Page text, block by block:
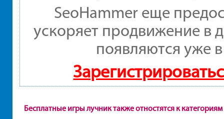
SeoHammer еще
ускоряет продвижение в
появляются уже
Бесплатные игры лучник также отностятся к категориям